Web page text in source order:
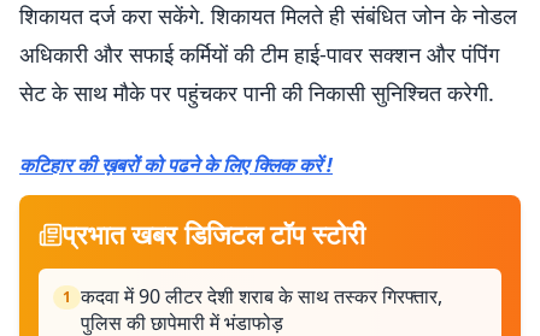
शिकायत दर्ज करा सकेंगे. शिकायत मिलते ही संबंधित जोन के नोडल
अधिकारी और सफाई कर्मियों की टीम हाई-पावर सक्शन और पंपिंग
सेट के साथ मौके पर पहुंचकर पानी की निकासी सुनिश्चित करेगी.
कटिहार की ख़बरों को पढने के लिए क्लिक करें !
प्रभात खबर डिजिटल टॉप स्टोरी
1 कदवा में 90 लीटर देशी शराब के साथ तस्कर गिरफ्तार,
पुलिस की छापेमारी में भंडाफोड़